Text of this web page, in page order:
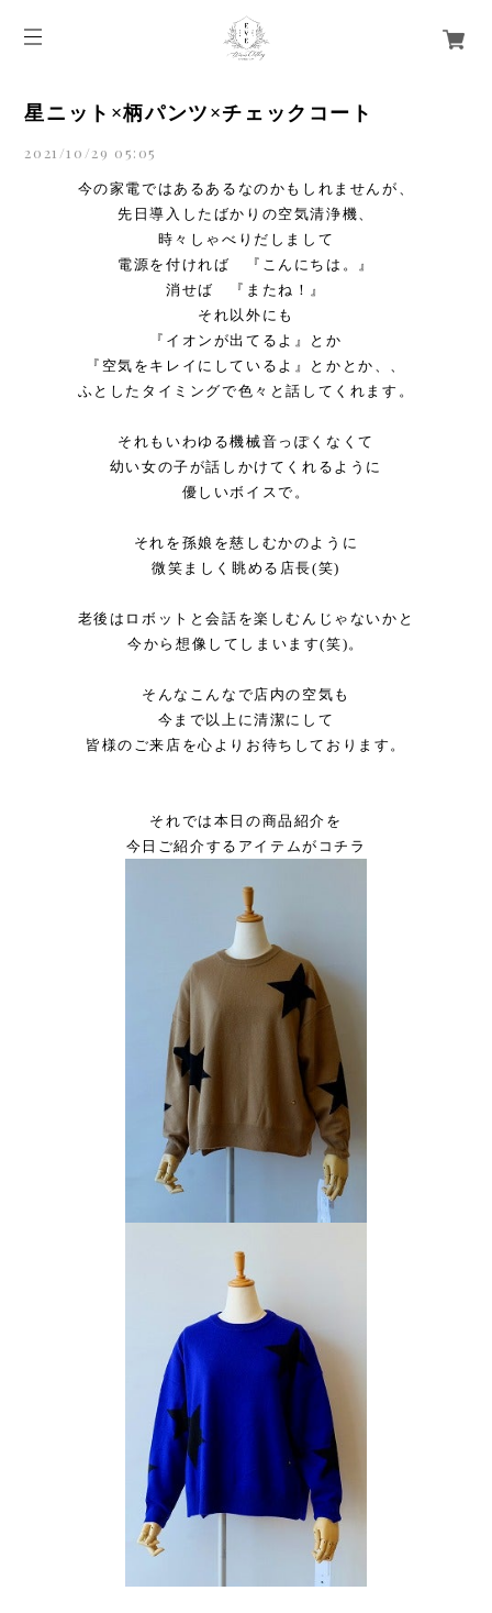
星ニット×柄パンツ×チェックコート
2021/10/29 05:05
今の家電ではあるあるなのかもしれませんが、
先日導入したばかりの空気清浄機、
時々しゃべりだしまして
電源を付ければ 『こんにちは。』
消せば 『またね！』
それ以外にも
『イオンが出てるよ』とか
『空気をキレイにしているよ』とかとか、、
ふとしたタイミングで色々と話してくれます。
それもいわゆる機械音っぽくなくて
幼い女の子が話しかけてくれるように
優しいボイスで。
それを孫娘を慈しむかのように
微笑ましく眺める店長(笑)
老後はロボットと会話を楽しむんじゃないかと
今から想像してしまいます(笑)。
そんなこんなで店内の空気も
今まで以上に清潔にして
皆様のご来店を心よりお待ちしております。
それでは本日の商品紹介を
今日ご紹介するアイテムがコチラ